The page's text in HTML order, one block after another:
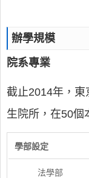
辦學規模
院系專業
截止2014年，
生院所，在50個
學部設定
法學部